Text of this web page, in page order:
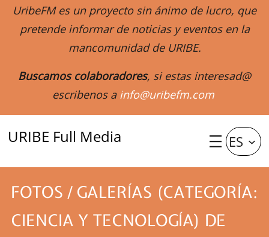
UribeFM es un proyecto sin ánimo de lucro, que
pretende informar de noticias y eventos en la
mancomunidad de URIBE.
Buscamos colaboradores, si estas interesad@
escribenos a info@uribefm.com
URIBE Full Media ES
FOTOS / GALERÍAS (CATEGORÍA:
CIENCIA Y TECNOLOGÍA) DE